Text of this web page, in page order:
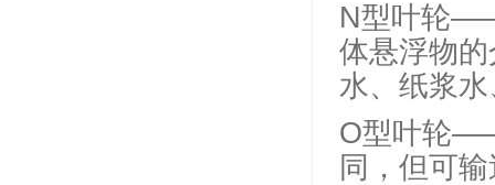
N型叶轮
体悬浮物
水、纸浆
O型叶轮
同，但可